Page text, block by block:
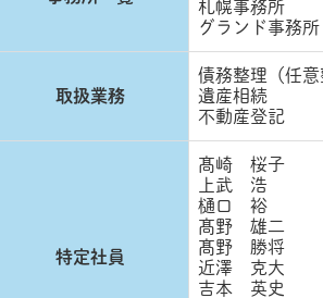
札幌事務所
グランド事務所
取扱業務
債務整理（任意
遺産相続
不動産登記
特定社員
髙崎 桜子
上武 浩
樋口 裕
髙野 雄二
髙野 勝将
近澤 克大
吉本 英史